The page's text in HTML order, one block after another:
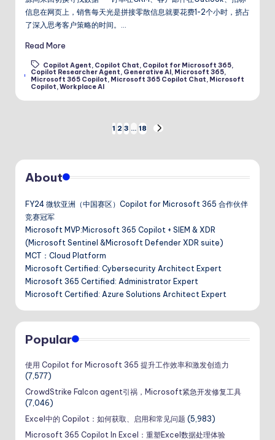
信息在网页上，销售每天光是拼接零散信息就要花费1-2个小时，挤占
了深入思考客户策略的时间。…
Read More
Tags:
Copilot Agent Copilot Chat Copilot for Microsoft 365
Copilot Researcher Agent, Generative AI , Microsoft 365,
Microsoft 365 Copilot, Microsoft 365 Copilot Chat, Microsoft
Copilot,Workplace AI
章
分
页
1 2 3 … 18
NEXT
About
FY24 微软亚洲（中国赛区）Copilot for Microsoft 365 合作伙伴
竞赛冠军
Microsoft MVP:Microsoft 365 Copilot + SIEM & XDR
(Microsoft Sentinel &Microsoft Defender XDR suite)
MCT：Cloud Platform
Microsoft Certified: Cybersecurity Architect Expert
Microsoft 365 Certified: Administrator Expert
Microsoft Certified: Azure Solutions Architect Expert
Popular
使用 Copilot for Microsoft 365 提升工作效率和激发创造力
(7,577)
CrowdStrike Falcon agent引祸，Microsoft紧急开发修复工具
(7,046)
Excel中的 Copilot：如何获取、启用和常见问题 (5,983)
Microsoft 365 Copilot In Excel：重塑Excel数据处理体验